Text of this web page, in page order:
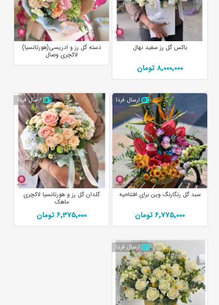
باکس گل رز سفید نهال
8٬000٬000 تومان
دسته گل رز و ادریسی(هورتانسیا)
لاکچری وصال
ارسال فردا
سبد گل رنگارنگ وین برای افتتاحیه
6٬775٬000 تومان
ارسال فردا
گلدان گل رز و هورتانسیا لاکچری
ماهک
6٬375٬000 تومان
ارسال فردا